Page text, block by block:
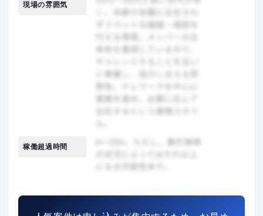
現場の雰囲気
稼働超過時間